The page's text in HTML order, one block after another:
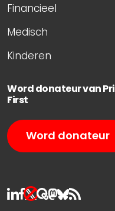
Financieel
Medisch
Kinderen
Word donateur van
First
Word donateur